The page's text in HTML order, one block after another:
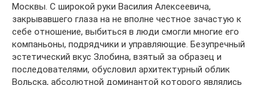
Москвы. С широкой руки Василия Алексеевича,
закрывавшего глаза на не вполне честное зачастую к
себе отношение, выбиться в люди смогли многие его
компаньоны, подрядчики и управляющие. Безупречный
эстетический вкус Злобина, взятый за образец и
последователями, обусловил архитектурный облик
Вольска, абсолютной доминантой которого являлись